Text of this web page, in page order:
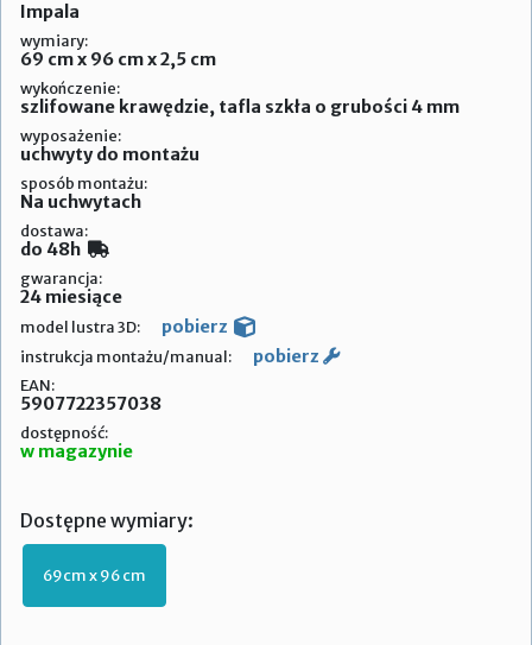
Impala
wymiary:
69 cm x 96 cm x 2,5 cm
wykończenie:
szlifowane krawędzie, tafla szkła o grubości 4 mm
wyposażenie:
uchwyty do montażu
sposób montażu:
Na uchwytach
dostawa:
do 48h
gwarancja:
24 miesiące
model lustra 3D: pobierz
instrukcja montażu/manual: pobierz
EAN:
5907722357038
dostępność:
w magazynie
Dostępne wymiary:
69cm x 96 cm